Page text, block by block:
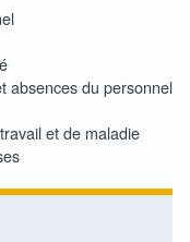
absences du personnel
et de maladie